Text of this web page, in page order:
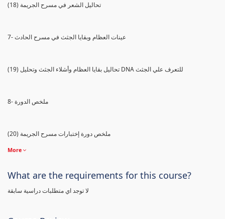
(18) تحاليل الشعر في مسرح الجريمة
7- عينات العظام وبقايا الجثث في مسرح الحادث
(19) تحاليل بقايا العظام وأشلاء الجثث وتحليل DNA للتعرف علي الجثث
8- ملخص الدورة
(20) ملخص دورة إختبارات مسرح الجريمة
More
What are the requirements for this course?
لا توجد اي متطلبات دراسية سابقة